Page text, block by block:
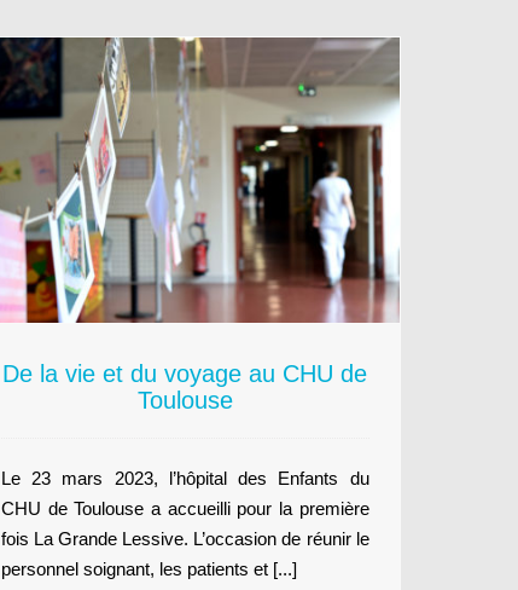
De la vie et du voyage au CHU de
Toulouse
Le 23 mars 2023, l’hôpital des Enfants du
CHU de Toulouse a accueilli pour la première
fois La Grande Lessive. L’occasion de réunir le
personnel soignant, les patients et [...]